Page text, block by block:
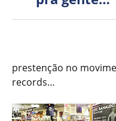
prestenção no
records…